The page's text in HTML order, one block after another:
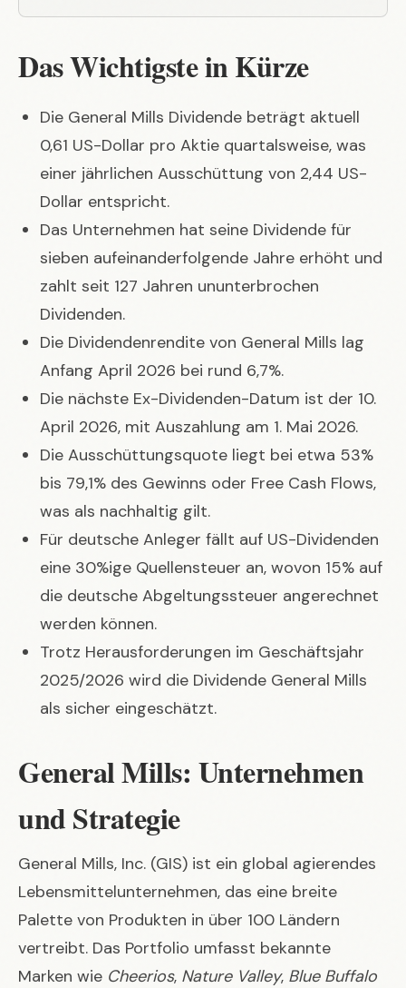
Das Wichtigste in Kürze
Die General Mills Dividende beträgt aktuell
0,61 US-Dollar pro Aktie quartalsweise, was
einer jährlichen Ausschüttung von 2,44 US-
Dollar entspricht.
Das Unternehmen hat seine Dividende für
sieben aufeinanderfolgende Jahre erhöht und
zahlt seit 127 Jahren ununterbrochen
Dividenden.
Die Dividendenrendite von General Mills lag
Anfang April 2026 bei rund 6,7%.
Die nächste Ex-Dividenden-Datum ist der 10.
April 2026, mit Auszahlung am 1. Mai 2026.
Die Ausschüttungsquote liegt bei etwa 53%
bis 79,1% des Gewinns oder Free Cash Flows,
was als nachhaltig gilt.
Für deutsche Anleger fällt auf US-Dividenden
eine 30%ige Quellensteuer an, wovon 15% auf
die deutsche Abgeltungssteuer angerechnet
werden können.
Trotz Herausforderungen im Geschäftsjahr
2025/2026 wird die Dividende General Mills
als sicher eingeschätzt.
General Mills: Unternehmen
und Strategie
General Mills, Inc. (GIS) ist ein global agierendes
Lebensmittelunternehmen, das eine breite
Palette von Produkten in über 100 Ländern
vertreibt. Das Portfolio umfasst bekannte
Marken wie Cheerios, Nature Valley, Blue Buffalo